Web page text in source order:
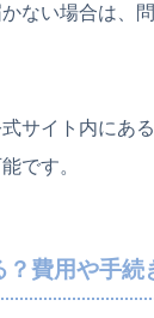
ない場合は、
サイト内にあ
です。
？費用や手続